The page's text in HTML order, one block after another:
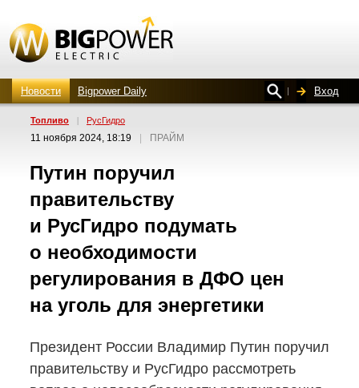
Новости Bigpower Daily Вход
Топливо | РусГидро
11 ноября 2024, 18:19 ПРАЙМ
Путин поручил
правительству
и РусГидро подумать
о необходимости
регулирования в ДФО цен
на уголь для энергетики
Президент России Владимир Путин поручил
правительству и РусГидро рассмотреть